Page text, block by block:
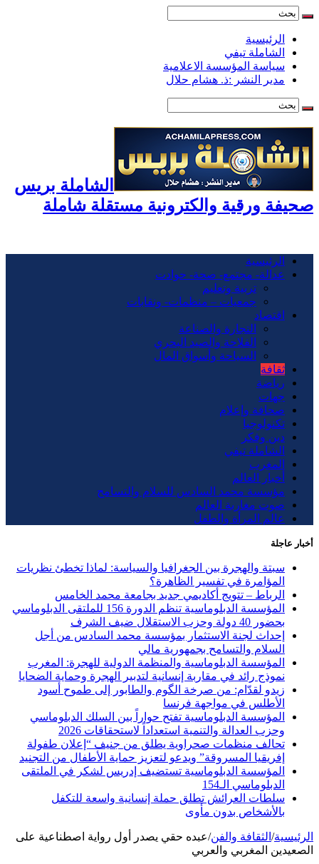
الرئيسية
الشاملة تيفي
سياسة المؤسسة الاعلامية
مدير النشر :ذ. هشام حلال
الشاملة بريس
صحيفة ورقية والكترونية مستقلة شاملة
الرئيسية
عدالة- مجتمع- صحة- حوادت
تربية وتعليم
جمعيات – منظمات- ونقابات
اقتصاد
التجارة والصناعة
الفلاحة والصيد البحري
السياحة وأسواق المال
ثقافة
رياضة
جهات
صحافة وإعلام
تكنولوجيا
دين وفكر
الشاملة تيفي
المغرب
أخبار العالم
مؤسسة محمد السادس للسلام والتسامح
صوت مغاربة العالم
عالم المرأة والطفل
أخبار عاجلة
سبتة والهجرة بين الجغرافيا والسياسة: لماذا تخطئ نظريات
المؤامرة في تفسير الظاهرة؟
الرباط – تتويج أكاديمي جديد بجامعة محمد الخامس
المؤسسة الدبلوماسية تنظم الدورة 156 للملتقى الدبلوماسي
بحضور 40 دولة وحزب الاستقلال ضيف الشرف
إحداث لجنة الاستثمار بمؤسسة محمد السادس من أجل
السلام والتسامح بجمهورية مالي
المؤسسة الدبلوماسية والمنظمة الدولية للهجرة: المغرب
نموذج رائد في مقاربة إنسانية لتدبير الهجرة وحماية الضحايا
زيدو لقدّام: من صرخة الگوم والطابور إلى طموح أسود
الأطلس في مواجهة فرنسا
المؤسسة الدبلوماسية تفتح حواراً بين السلك الدبلوماسي
وحزب العدالة والتنمية استعداداً لاستحقاقات 2026
تحالف منظمات صحراوية يطلق من جنيف “إعلان طفولة
إفريقيا المسروقة” ويدعو لتعزيز حماية الأطفال من التجنيد
المؤسسة الدبلوماسية تستضيف إدريس لشكر في الملتقى
الدبلوماسي الـ154
سلطات العرائش تطلق حملة إنسانية واسعة للتكفل
بالأشخاص بدون مأوى
الرئيسية/ الثقافة والفن/عبده حقي يصدر أول رواية اصطناعية على
الصعيدين المغربي والعربي‎